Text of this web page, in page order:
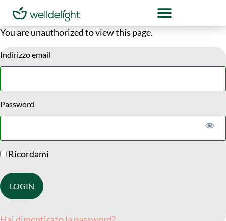
You are unauthorized to view this page.
Indirizzo email
Password
Ricordami